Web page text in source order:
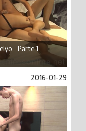
- Parte 1 -
2016-01-29